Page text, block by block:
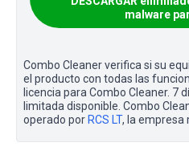
malware
Combo Cleaner verifica si su
el producto con todas las
licencia para Combo Cleaner. 7
limitada disponible. Combo
operado por RCS LT, la empresa